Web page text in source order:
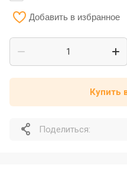
Добавить в избранное
Купить
Поделиться: